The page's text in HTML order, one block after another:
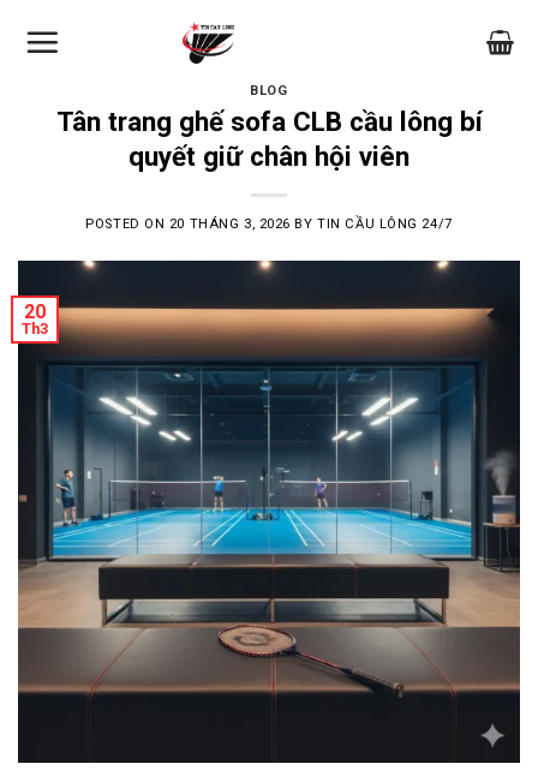
BLOG
Tân trang ghế sofa CLB cầu lông bí
quyết giữ chân hội viên
POSTED ON 20 THÁNG 3, 2026 BYTIN CẦU LÔNG 24/7
20
Th3